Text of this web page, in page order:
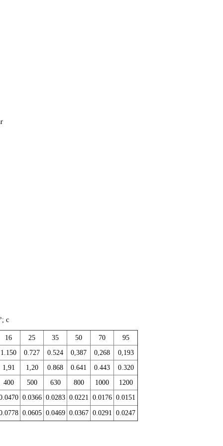
c
16 25 35 50 70
95
1.150
0.727 0.524 0,387 0,268
0,193
1,91
1,20 0.868 0.641 0.443
0.320
400
500 630 800 1000
1200
0.0366 0.0283 0.0221 0.0176 0.0151
0.0605 0.0469 0.0367 0.0291 0.0247